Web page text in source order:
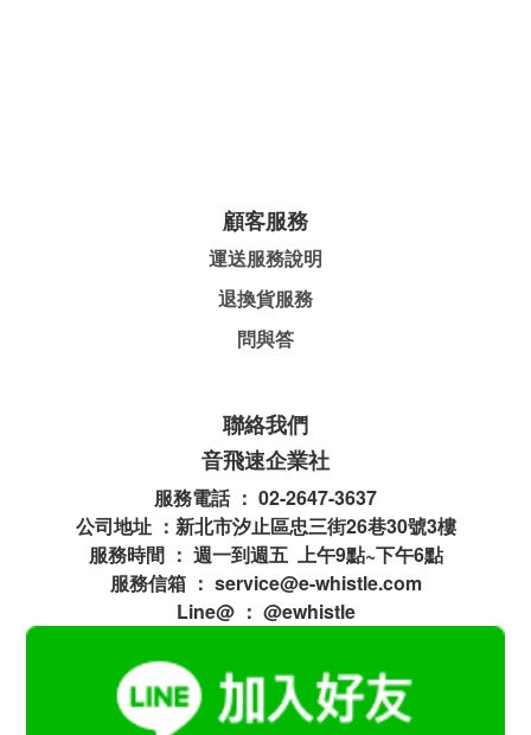
顧客服務
運送服務說明
退換貨服務
問與答
聯絡我們
音飛速企業社
服務電話 ： 02-2647-3637
公司地址 ：新北市汐止區忠三街26巷30號3樓
服務時間 ： 週一到週五 上午9點~下午6點
服務信箱 ： service@e-whistle.com
Line@ ： @ewhistle